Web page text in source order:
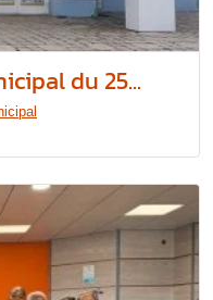
du 25...